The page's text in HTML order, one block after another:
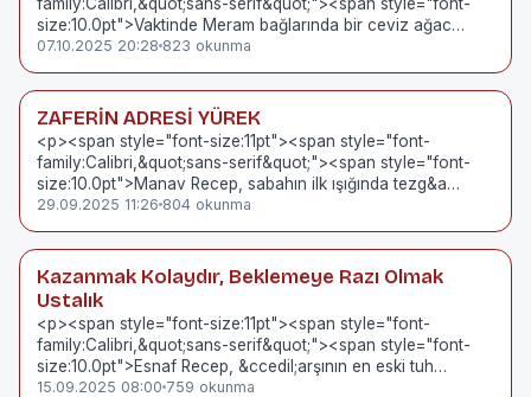
size:10.0pt">Vaktinde Meram bağlarında bir ceviz ağac…
07.10.2025 20:28 823 okunma
ZAFERİN ADRESİ YÜREK
<p><span style="font-size:11pt"><span style="font-
family:Calibri,&quot;sans-serif&quot;"><span style="font-
size:10.0pt">Manav Recep, sabahın ilk ışığında tezg&a…
29.09.2025 11:26 804 okunma
Kazanmak Kolaydır, Beklemeye Razı Olmak
Ustalık
<p><span style="font-size:11pt"><span style="font-
family:Calibri,&quot;sans-serif&quot;"><span style="font-
size:10.0pt">Esnaf Recep, &ccedil;arşının en eski tuh…
15.09.2025 08:00 759 okunma